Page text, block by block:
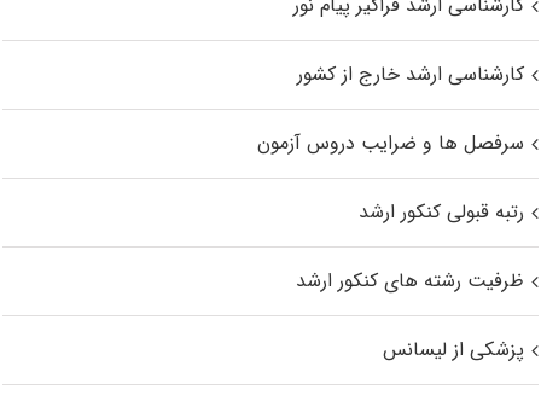
کارشناسی ارشد خارج از کشور
سرفصل ها و ضرایب دروس آزمون
رتبه قبولی کنکور ارشد
ظرفیت رشته های کنکور ارشد
پزشکی از لیسانس